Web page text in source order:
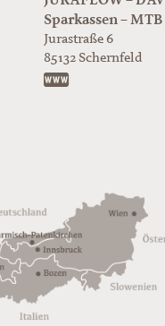
Sparkassen –
Jurastraße 6
85132 Schernfeld